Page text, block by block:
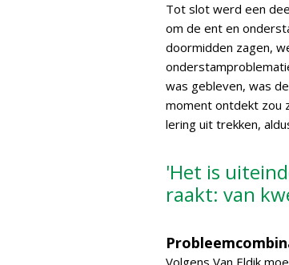
Tot slot werd een
om de ent en
doormidden zagen,
was gebleven, was
moment ontdekt zou
lering uit trekken,
'Het is
raakt: van
Volgens Van Eldik